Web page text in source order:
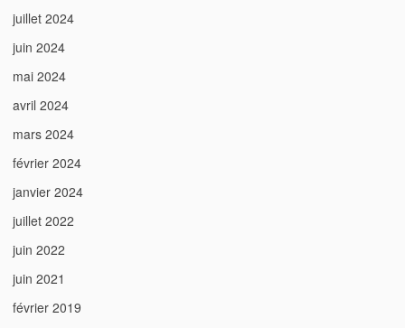
juillet 2024
juin 2024
mai 2024
avril 2024
mars 2024
février 2024
janvier 2024
juillet 2022
juin 2022
juin 2021
février 2019